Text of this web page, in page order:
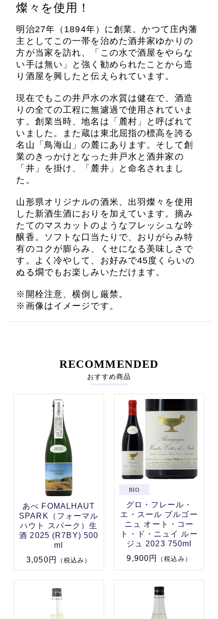
燦々を使用！
明治27年（1894年）に創業。かつて庄内藩
主としてこの一帯を治めた酒井家ゆかりの
方が当家を訪れ、「この水で酒屋をやらな
い手は無い」と強く勧められたことから造
り酒屋を興したと伝えられています。
現在でもこの井戸水の水質は健在で、酒造
りの全ての工程に無濾過で使用されていま
す。 創業当時、地名は「麓村」と呼ばれて
いました。
また蔵は東北屈指の標高を誇る
名山「鳥海山」の麓にあります。そして創
業のきっかけとなった井戸水と酒井家の
「井」を掛け、「麓井」と命名されまし
た。
山形県オリジナルの酒米、出羽燦々を使用
した新酒生酒におりを加えています。摘み
たてのマスカットのようなフレッシュな吟
醸香。ソフトな口当たりで、おりがらみ特
有のコクが膨らみ、くせになる美味しさで
す。よく冷やして、お好みで45度くらいの
ぬる燗でもお楽しみいただけます。
※開栓注意、横倒し厳禁。
※画像はイメージです。
RECOMMENDED
おすすめ商品
あべ FOMALHAUT
SPARK（フォーマル
ハウト スパーク）生
酒 2025 (R7BY) 500
ml
3,050円
（税込み）
グロ・フレール・
エ・スール ブルゴー
ニュ オート・コー
ト・ド・ニュイ ルー
ジュ 2023 750ml
9,900円
（税込み）